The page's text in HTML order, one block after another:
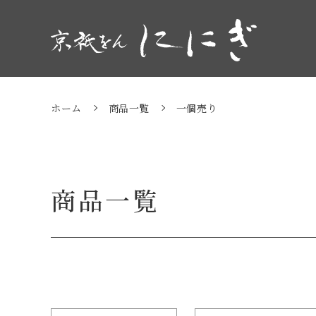
ホーム 商品一覧 一個売り
商品一覧